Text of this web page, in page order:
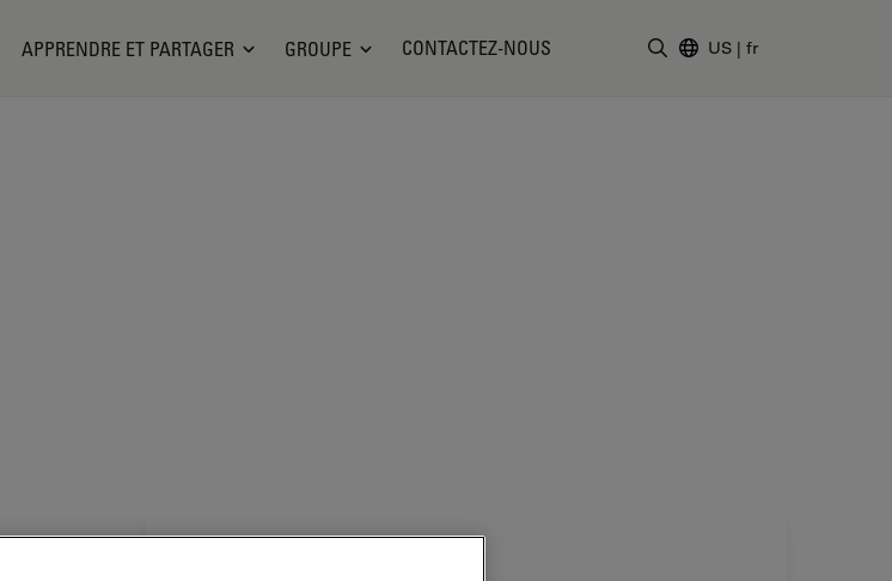
APPRENDRE ET PARTAGER GROUPE CONTACTEZ-NOUS US | fr